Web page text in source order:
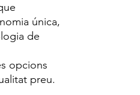
única,
de
opcions
preu.